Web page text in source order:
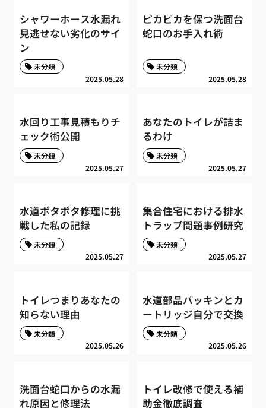
シャワーホース水漏れ
見逃せない劣化のサイ
ン
2025.05.28
未分類
ピカピカを保つ洗面台
蛇口のお手入れ術
2025.05.28
未分類
水回り工事見積もりチ
ェック術公開
2025.05.27
未分類
あなたのトイレが詰ま
るわけ
2025.05.27
未分類
水道ポタポタ修理に挑
戦した私の記録
2025.05.27
未分類
集合住宅における排水
トラップ問題事例研究
2025.05.27
未分類
トイレつまりあなたの
知らない理由
2025.05.26
未分類
水道部品パッキンとカ
ートリッジ自分で交換
2025.05.26
未分類
洗面台蛇口からの水漏
れ原因と修理法
トイレ改修で使える補
助金徹底調査